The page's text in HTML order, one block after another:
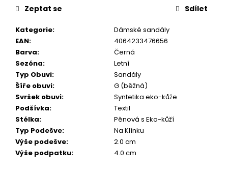
Kategorie:
Dámské sandály
EAN:
4064233476656
Barva:
Černá
Sezóna:
Letní
Typ Obuvi:
Sandály
Šíře obuvi:
G (běžná)
Svršek obuvi:
Syntetika eko-kůže
Podšívka:
Textil
Stélka:
Pěnová s Eko-kůží
Typ Podešve:
Na Klínku
Výše podešve:
2.0 cm
Výše podpatku: 4.0 cm
Zeptat se Sdílet
876
799
Kč
Původně:
299
Kč